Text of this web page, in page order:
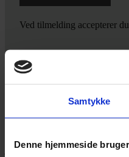
Samtykke
Denne hjemmeside
Ved tilmelding accepterer
jeg dig på vej.